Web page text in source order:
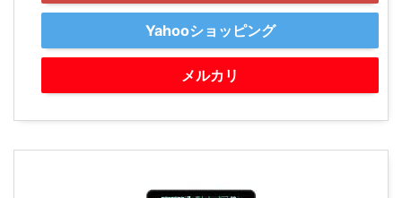
Yahooショッピング
メルカリ